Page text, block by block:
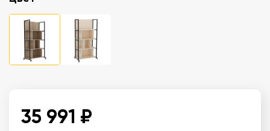
35 991 ₽